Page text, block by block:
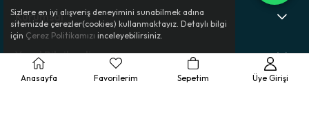
Kurumsal
Yasal Bilgilendirme
Sizlere en iyi alışveriş deneyimini sunabilmek adına
sitemizde çerezler(cookies) kullanmaktayız. Detaylı bilgi
için Çerez Politikamızı inceleyebilirsiniz.
Anasayfa Favorilerim Sepetim Üye Girişi